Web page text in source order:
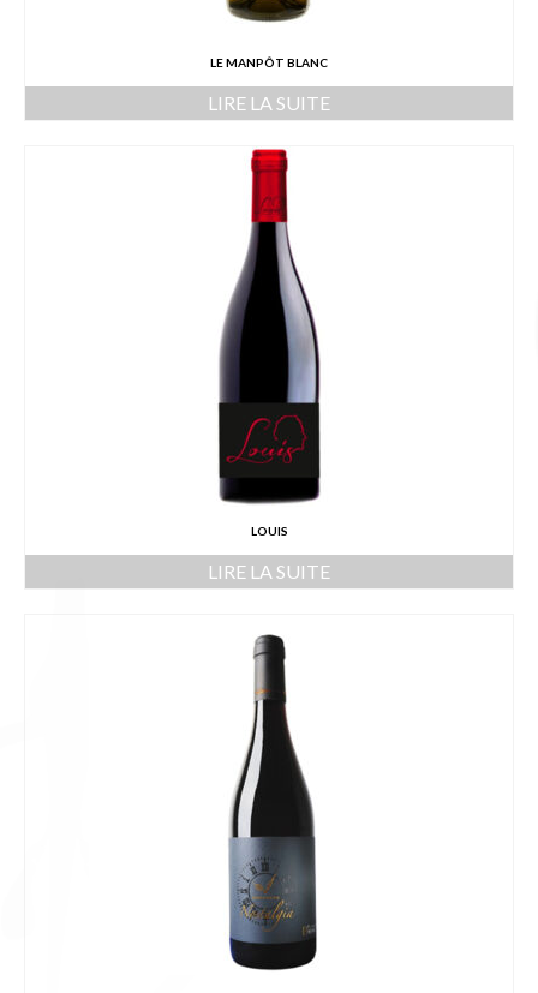
LE MANPÔT BLANC
LIRE LA SUITE
LOUIS
LIRE LA SUITE